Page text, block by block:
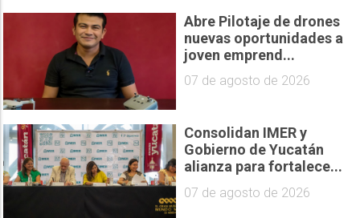
Abre Pilotaje de drones
nuevas oportunidades a
joven emprend...
07 de agosto de 2026
Consolidan IMER y
Gobierno de Yucatán
alianza para fortalece...
07 de agosto de 2026